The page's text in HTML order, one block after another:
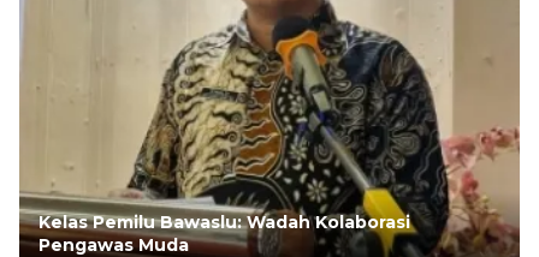
Kelas Pemilu Bawaslu: Wadah Kolaborasi
Pengawas Muda